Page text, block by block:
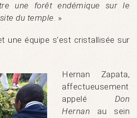
une forêt endémique sur le
du temple. »
une équipe s’est cristallisée sur
Hernan Zapata,
affectueusement
appelé Don
Hernan au sein